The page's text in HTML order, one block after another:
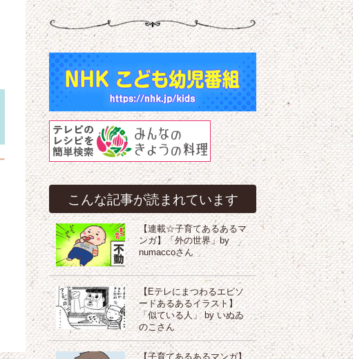
こんな記事が読まれています
【連載☆子育てあるあるマ
ンガ】「外の世界」by
numaccoさん
【Eテレにまつわるエピソ
ードあるあるイラスト】
「似ている人」 by いぬゐ
のこさん
【子育てあるあるマンガ】